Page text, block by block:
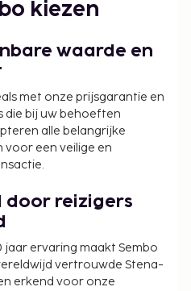
kiezen
waarde en
met onze prijsgarantie en
die bij uw behoeften
alle belangrijke
een veilige en
door reizigers
jaar ervaring maakt Sembo
vertrouwde Stena-
erkend voor onze